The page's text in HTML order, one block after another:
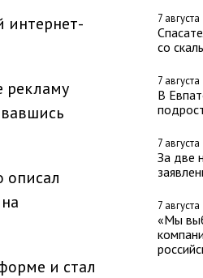
7
со
7
В
7
За две
7
«Мы
интернет-
рекламу
описал
и стал